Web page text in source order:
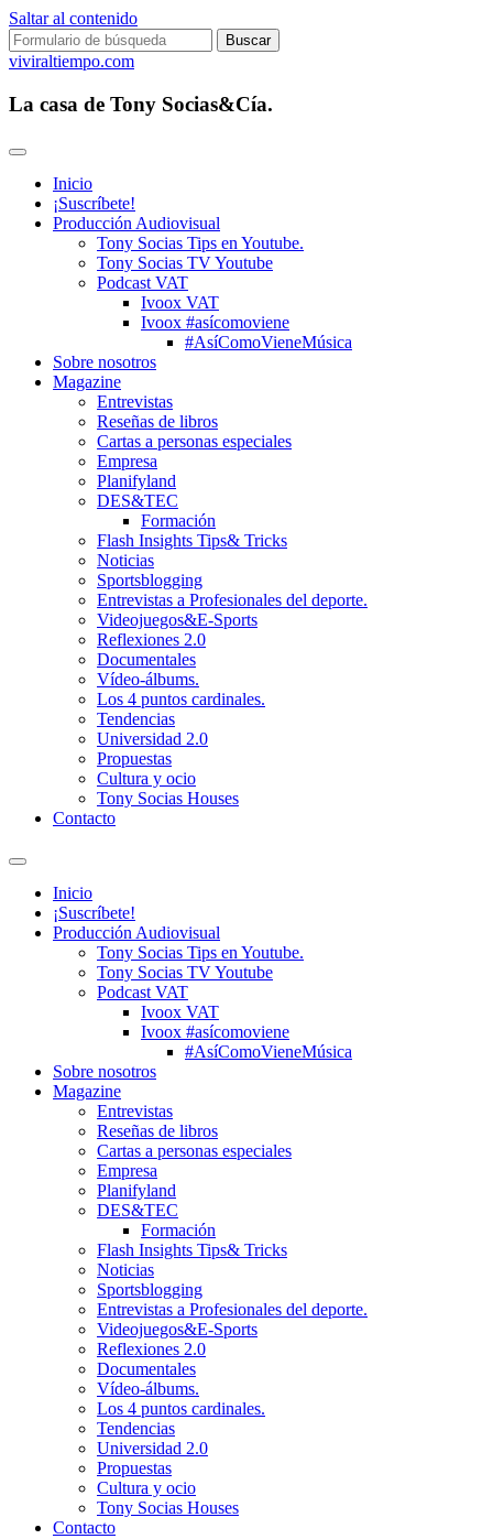
Saltar al contenido
Buscar:
viviraltiempo.com
La casa de Tony Socias&Cía.
Inicio
¡Suscríbete!
Producción Audiovisual
Tony Socias Tips en Youtube.
Tony Socias TV Youtube
Podcast VAT
Ivoox VAT
Ivoox #asícomoviene
#AsíComoVieneMúsica
Sobre nosotros
Magazine
Entrevistas
Reseñas de libros
Cartas a personas especiales
Empresa
Planifyland
DES&TEC
Formación
Flash Insights Tips& Tricks
Noticias
Sportsblogging
Entrevistas a Profesionales del deporte.
Videojuegos&E-Sports
Reflexiones 2.0
Documentales
Vídeo-álbums.
Los 4 puntos cardinales.
Tendencias
Universidad 2.0
Propuestas
Cultura y ocio
Tony Socias Houses
Contacto
Alternar
campo
búsqueda
Inicio
¡Suscríbete!
Producción Audiovisual
Tony Socias Tips en Youtube.
Tony Socias TV Youtube
Podcast VAT
Ivoox VAT
Ivoox #asícomoviene
#AsíComoVieneMúsica
Sobre nosotros
Magazine
Entrevistas
Reseñas de libros
Cartas a personas especiales
Empresa
Planifyland
DES&TEC
Formación
Flash Insights Tips& Tricks
Noticias
Sportsblogging
Entrevistas a Profesionales del deporte.
Videojuegos&E-Sports
Reflexiones 2.0
Documentales
Vídeo-álbums.
Los 4 puntos cardinales.
Tendencias
Universidad 2.0
Propuestas
Cultura y ocio
Tony Socias Houses
Contacto